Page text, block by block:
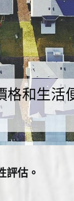
評估。